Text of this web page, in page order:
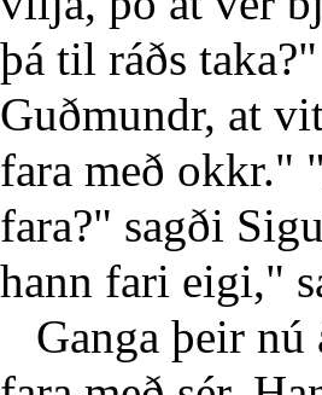
þá til ráðs
Guðmundr, at
fara með okkr."
fara?" sagði
hann fari eigi,"
Ganga þeir nú